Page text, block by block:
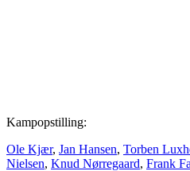
Kampopstilling:
Ole Kjær, Jan Hansen, Torben
Nielsen, Knud Nørregaard, Frank